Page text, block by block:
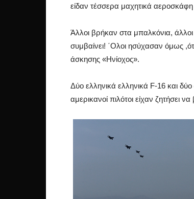
είδαν τέσσερα μαχητικά
Άλλοι βρήκαν στα μπαλκόνια,
συμβαίνει! ΄Ολοι ησύχασαν όμως
άσκησης «Ηνίοχος».
Δύο ελληνικά ελληνικά F-16 και
αμερικανοί πιλότοι είχαν ζητήσει